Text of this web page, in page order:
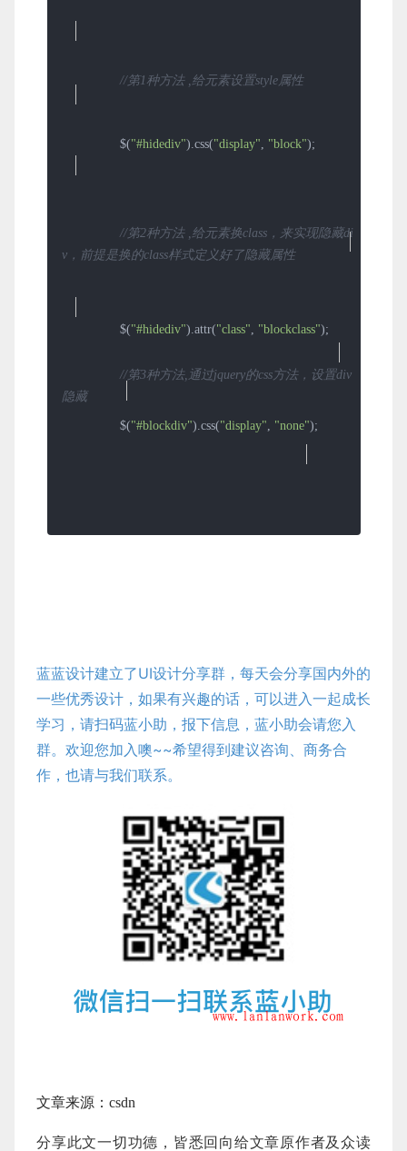
//第1种方法 ,给元素设置style属性
                $(
"#hidediv").css("display", "block");
//第2种方法 ,给元素换class，来实现隐藏di
v，前提是换的class样式定义好了隐藏属性
                $(
"#hidediv").attr("class", "blockclass");
//第3种方法,通过jquery的css方法，设置div
隐藏
                $(
"#blockdiv").css("display", "none");
蓝蓝设计建立了UI设计分享群，每天会分享国内外的
一些优秀设计，如果有兴趣的话，可以进入一起成长
学习，请扫码蓝小助，报下信息，蓝小助会请您入
群。欢迎您加入噢~~希望得到建议咨询、商务合
作，也请与我们联系。
文章来源：csdn
分享此文一切功德，皆悉回向给文章原作者及众读